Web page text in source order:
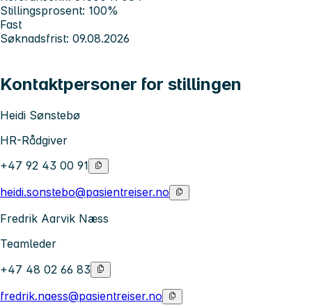
Stillingsprosent: 100%
Fast
Søknadsfrist: 09.08.2026
Kontaktpersoner for stillingen
Heidi Sønstebø
HR-Rådgiver
+47 92 43 00 91
heidi.sonstebo@pasientreiser.no
Fredrik Aarvik Næss
Teamleder
+47 48 02 66 83
fredrik.naess@pasientreiser.no